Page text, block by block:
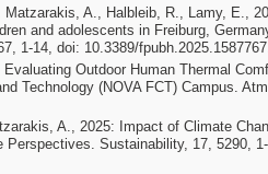
A., Halbleib, R., Lamy, E.,
and adolescents in Freiburg,
1-14, doi: 10.3389/fpubh.2025.1587767.
Outdoor Human Thermal
Technology (NOVA FCT) Campus.
A., 2025: Impact of Climate
Sustainability, 17, 5290,